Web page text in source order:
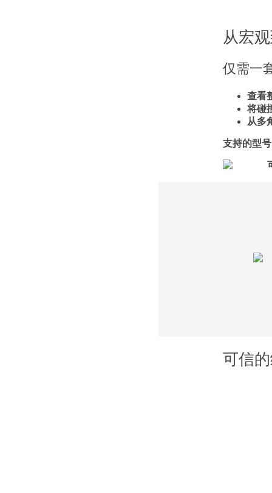
从宏
仅需一
查看
将碰
从多
支持的型号
可信